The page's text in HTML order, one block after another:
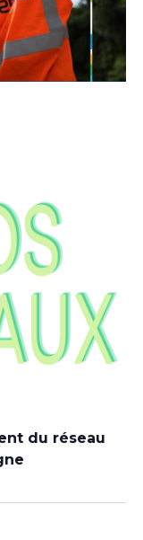
du réseau